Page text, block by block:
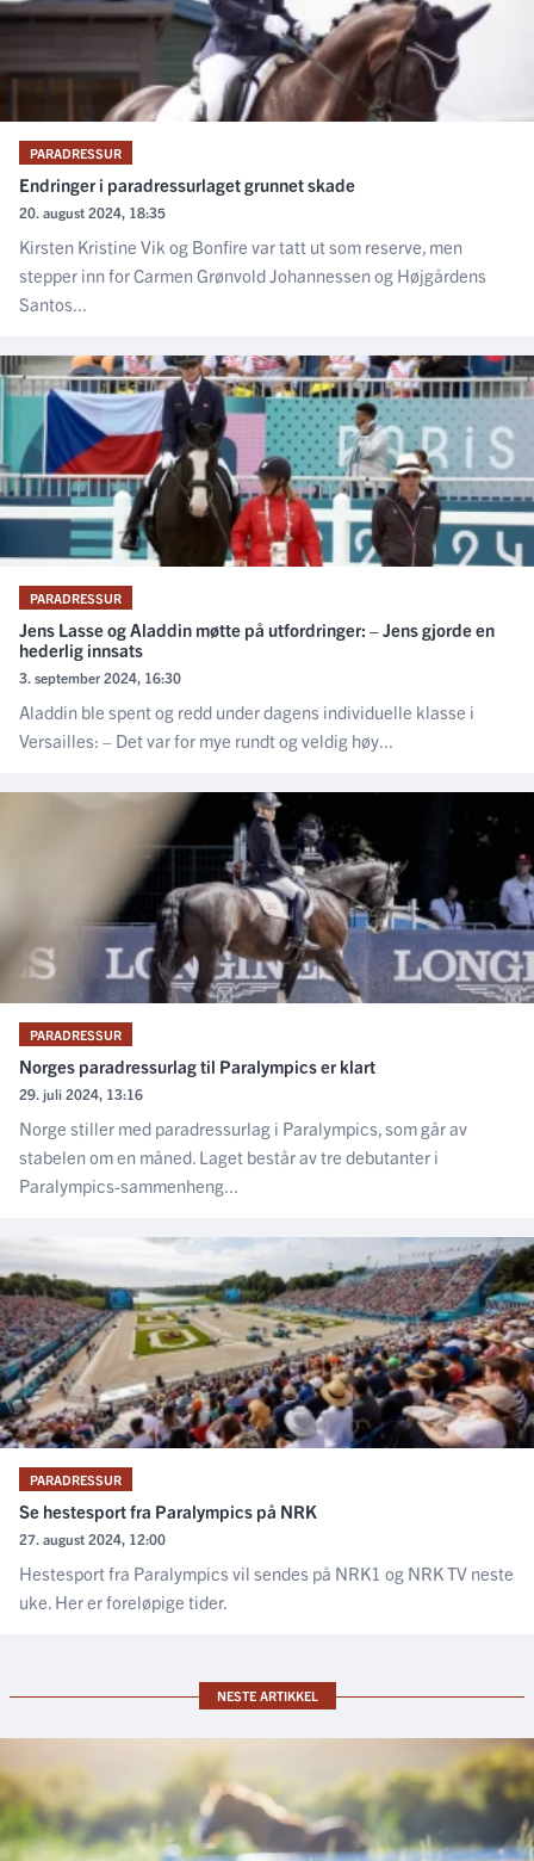
PARADRESSUR
Endringer i paradressurlaget grunnet skade
20. august 2024, 18:35
Kirsten Kristine Vik og Bonfire var tatt ut som reserve, men
stepper inn for Carmen Grønvold Johannessen og Højgårdens
Santos...
PARADRESSUR
Jens Lasse og Aladdin møtte på utfordringer: – Jens gjorde en
hederlig innsats
3. september 2024, 16:30
Aladdin ble spent og redd under dagens individuelle klasse i
Versailles: – Det var for mye rundt og veldig høy...
PARADRESSUR
Norges paradressurlag til Paralympics er klart
29. juli 2024, 13:16
Norge stiller med paradressurlag i Paralympics, som går av
stabelen om en måned. Laget består av tre debutanter i
Paralympics-sammenheng...
PARADRESSUR
Se hestesport fra Paralympics på NRK
27. august 2024, 12:00
Hestesport fra Paralympics vil sendes på NRK1 og NRK TV neste
uke. Her er foreløpige tider.
NESTE ARTIKKEL